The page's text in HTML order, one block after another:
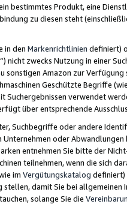
bestimmtes Produkt, eine
zu diesen steht
in den Markenrichtlinien definiert)
nicht zwecks Nutzung in einer
sonstigen Amazon zur
Geschützte Begriffe
Suchergebnissen verwendet
über entsprechende
Suchbegriffe oder andere
Unternehmen oder
entnehmen Sie bitte der
teilnehmen, wenn die sich
im Vergütungskatalog definiert)
stellen, damit Sie bei
solange Sie die